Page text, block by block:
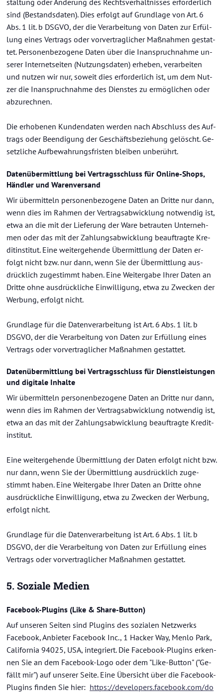
stal­tung oder Än­de­rung des Rechts­ver­hält­nis­ses er­for­der­lich
sind (Be­stands­da­ten). Dies er­folgt auf Grund­la­ge von Art. 6
Abs. 1 lit. b DSGVO, der die Ver­ar­bei­tung von Daten zur Er­fül­
lung eines Ver­trags oder vor­ver­trag­li­cher Maß­nah­men ge­stat­
tet. Per­so­nen­be­zo­ge­ne Daten über die In­an­spruch­nah­me un­
se­rer In­ter­net­sei­ten (Nut­zungs­da­ten) er­he­ben, ver­ar­bei­ten
und nut­zen wir nur, so­weit dies er­for­der­lich ist, um dem Nut­
zer die In­an­spruch­nah­me des Diens­tes zu er­mög­li­chen oder
ab­zu­rech­nen.
Die er­ho­be­nen Kun­den­da­ten wer­den nach Ab­schluss des Auf­
trags oder Be­en­di­gung der Ge­schäfts­be­zie­hung ge­löscht. Ge­
setz­li­che Auf­be­wah­rungs­fris­ten blei­ben un­be­rührt.
Da­ten­über­mitt­lung bei Ver­trags­schluss für Online-​Shops,
Händ­ler und Wa­ren­ver­sand
Wir über­mit­teln per­so­nen­be­zo­ge­ne Daten an Drit­te nur dann,
wenn dies im Rah­men der Ver­trags­ab­wick­lung not­wen­dig ist,
etwa an die mit der Lie­fe­rung der Ware be­trau­ten Un­ter­neh­
men oder das mit der Zah­lungs­ab­wick­lung be­auf­trag­te Kre­
dit­in­sti­tut. Eine wei­ter­ge­hen­de Über­mitt­lung der Daten er­
folgt nicht bzw. nur dann, wenn Sie der Über­mitt­lung aus­
drück­lich zu­ge­stimmt haben. Eine Wei­ter­ga­be Ihrer Daten an
Drit­te ohne aus­drück­li­che Ein­wil­li­gung, etwa zu Zwe­cken der
Wer­bung, er­folgt nicht.
Grund­la­ge für die Da­ten­ver­ar­bei­tung ist Art. 6 Abs. 1 lit. b
DSGVO, der die Ver­ar­bei­tung von Daten zur Er­fül­lung eines
Ver­trags oder vor­ver­trag­li­cher Maß­nah­men ge­stat­tet.
Da­ten­über­mitt­lung bei Ver­trags­schluss für Dienst­leis­tun­gen
und di­gi­ta­le In­hal­te
Wir über­mit­teln per­so­nen­be­zo­ge­ne Daten an Drit­te nur dann,
wenn dies im Rah­men der Ver­trags­ab­wick­lung not­wen­dig ist,
etwa an das mit der Zah­lungs­ab­wick­lung be­auf­trag­te Kre­dit­
in­sti­tut.
Eine wei­ter­ge­hen­de Über­mitt­lung der Daten er­folgt nicht bzw.
nur dann, wenn Sie der Über­mitt­lung aus­drück­lich zu­ge­
stimmt haben. Eine Wei­ter­ga­be Ihrer Daten an Drit­te ohne
aus­drück­li­che Ein­wil­li­gung, etwa zu Zwe­cken der Wer­bung,
er­folgt nicht.
Grund­la­ge für die Da­ten­ver­ar­bei­tung ist Art. 6 Abs. 1 lit. b
DSGVO, der die Ver­ar­bei­tung von Daten zur Er­fül­lung eines
Ver­trags oder vor­ver­trag­li­cher Maß­nah­men ge­stat­tet.
5. So­zia­le Me­di­en
Facebook-​Plugins (Like & Share-​Button)
Auf un­se­ren Sei­ten sind Plugins des so­zia­len Netz­werks
Face­book, An­bie­ter Face­book Inc., 1 Ha­cker Way, Menlo Park,
Ca­li­for­nia 94025, USA, in­te­griert. Die Facebook-​Plugins er­ken­
nen Sie an dem Facebook-​Logo oder dem "Like-​Button" ("Ge­
fällt mir") auf un­se­rer Seite. Eine Über­sicht über die Facebook-​
Plugins fin­den Sie hier: https://de­ve­lo­pers.face­book.com/do